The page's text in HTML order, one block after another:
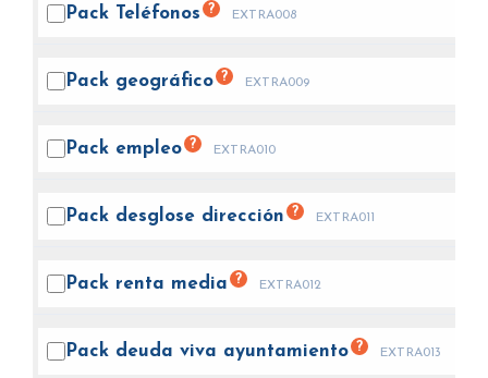
Pack Teléfonos ? EXTRA008
Pack geográfico ? EXTRA009
Pack empleo ? EXTRA010
Pack desglose dirección ? EXTRA011
Pack renta media ? EXTRA012
Pack deuda viva ayuntamiento ? EXTRA013